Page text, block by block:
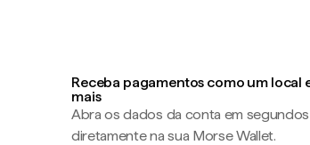
Receba pagamentos como um local
mais
Abra os dados da conta em
diretamente na sua Morse Wallet.